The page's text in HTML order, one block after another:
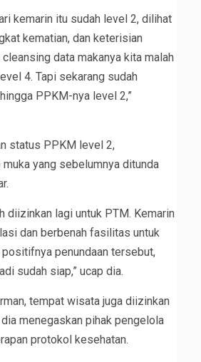
kemarin itu sudah level 2, dilihat
kematian, dan keterisian
data makanya kita malah
4. Tapi sekarang sudah
PPKM-nya level 2,”
status PPKM level 2,
yang sebelumnya ditunda
diizinkan lagi untuk PTM. Kemarin
dan berbenah fasilitas untuk
penundaan tersebut,
sudah siap,” ucap dia.
tempat wisata juga diizinkan
menegaskan pihak pengelola
protokol kesehatan.